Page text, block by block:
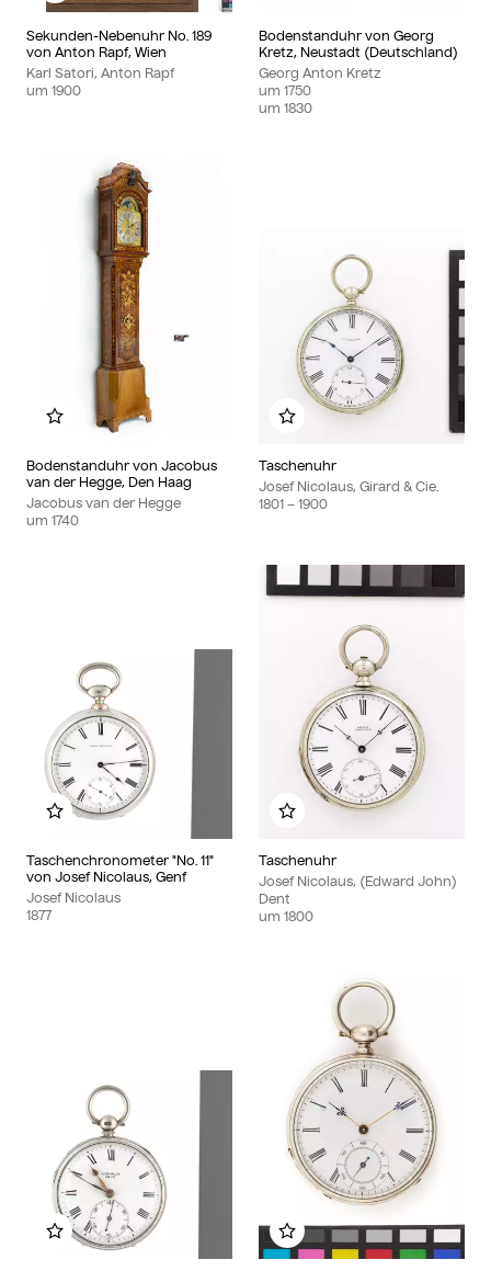
Sekunden-Nebenuhr No. 189
von Anton Rapf, Wien
Karl Satori, Anton Rapf
um 1900
Bodenstanduhr von Georg
Kretz, Neustadt (Deutschland)
Georg Anton Kretz
um 1750
um 1830
Bodenstanduhr von Jacobus
van der Hegge, Den Haag
Jacobus van der Hegge
um 1740
Zu meinem Album hinzufügen
Taschenuhr
Josef Nicolaus, Girard & Cie.
1801 – 1900
Zu meinem Album
Taschenchronometer "No. 11"
von Josef Nicolaus, Genf
Josef Nicolaus
1877
Zu meinem Album hinzufügen
Taschenuhr
Josef Nicolaus, (Edward John)
Dent
um 1800
Zu meinem Album
Zu meinem Album hinzufügenZu meinem Album